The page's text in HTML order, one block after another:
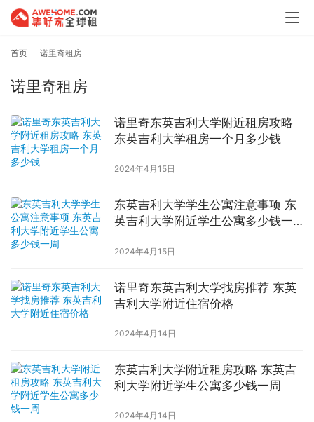
首页 诺里奇租房
诺里奇租房
诺里奇东英吉利大学附近租房攻略
东英吉利大学租房一个月多少钱
2024年4月15日
东英吉利大学学生公寓注意事项 东
英吉利大学附近学生公寓多少钱一
2024年4月15日
诺里奇东英吉利大学找房推荐 东英
吉利大学附近住宿价格
2024年4月14日
东英吉利大学附近租房攻略 东英吉
利大学附近学生公寓多少钱一周
2024年4月14日